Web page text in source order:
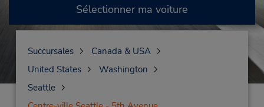
Sélectionner ma voiture
Succursales
Canada & USA
United States
Washington
Seattle